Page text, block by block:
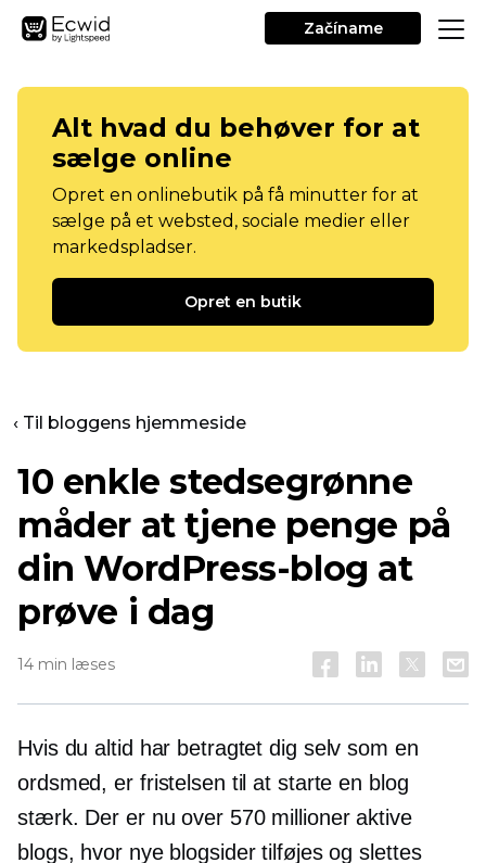
Začíname
Alt hvad du behøver for at
sælge online
Opret en onlinebutik på få minutter for at
sælge på et websted, sociale medier eller
markedspladser.
Opret en butik
‹ Til bloggens hjemmeside
10 enkle stedsegrønne
måder at tjene penge på
din WordPress-blog at
prøve i dag
14 min læses
Hvis du altid har betragtet dig selv som en
ordsmed, er fristelsen til at starte en blog
stærk. Der er nu over 570 millioner aktive
blogs, hvor nye blogsider tilføjes og slettes